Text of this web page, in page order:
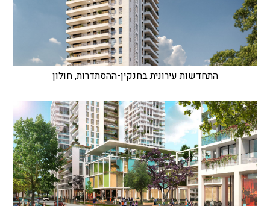
התחדשות עירונית בחנקין-ההסתדרות, חולון